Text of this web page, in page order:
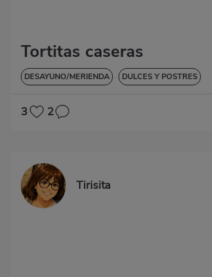
Tortitas caseras
DESAYUNO/MERIENDA DULCES Y POSTRES
3 2
Tirisita